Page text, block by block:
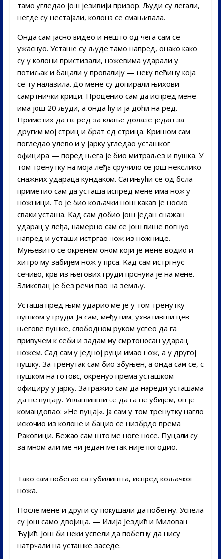
тамо угледао још језивији призор. Људи су легали,
негде су нестајали, колона се смањивала.
Онда сам јасно видео и нешто од чега сам се
ужаснуо. Усташе су људе тамо напред, онако како
су у колони пристизали, ножевима ударали у
потиљак и бацали у провалију — неку пећину која
се ту налазила. До мене су допирали њихови
самртнички крици. Проценио сам да испред мене
има још 20 људи, а онда ћу и ја доћи на ред.
Приметих да на ред за клање долазе један за
другим мој стриц и брат од стрица. Kришом сам
погледао улево и у јарку угледао усташког
официра — поред њега је био митраљез и пушка. У
том тренутку на моја леђа сручило се још неколико
снажних удараца кундаком. Сагињући се од бола
приметио сам да усташа испред мене има нож у
ножници. То је био кољачки нош какав је носио
сваки усташа. Kад сам добио још један снажан
ударац у леђа, намерно сам се још више погнуо
напред и усташи истргао нож из ножнице.
Муњевито се окренем оном који је мене водио и
хитро му забијем нож у прса. Kад сам истргнуо
сечиво, крв из његових груди прснуиа је на мене.
Зликовац је без речи пао на земљу.
Усташа пред њим ударио ме је у том тренутку
пушком у груди. Ја сам, међутим, ухвативши цев
његове пушке, слободном руком успео да га
привучем к себи и задам му смртоносан ударац
ножем. Сад сам у једној руци имао нож, а у другој
пушку. За тренутак сам био збуњен, а онда сам се, с
пушком на готовс, окренуо према усташком
официру у јарку. Затражио сам да нареди усташама
да не пуцају. Уплашивши се да га не убијем, он је
командовао: »Не пуцај«. Ја сам у том тренутку нагло
искочио из колоне и бацио се низбрдо према
Раковици. Бежао сам што ме ноге носе. Пуцали су
за мном али ме ни један метак није погодио.
Тако сам побегао са губилишта, испред кољачког
ножа.
После мене и други су покушали да побегну. Успела
су још само двојица. — Илија Јездић и Милован
Ћујић. Још би неки успели да побегну да нису
натрчали на усташке заседе.